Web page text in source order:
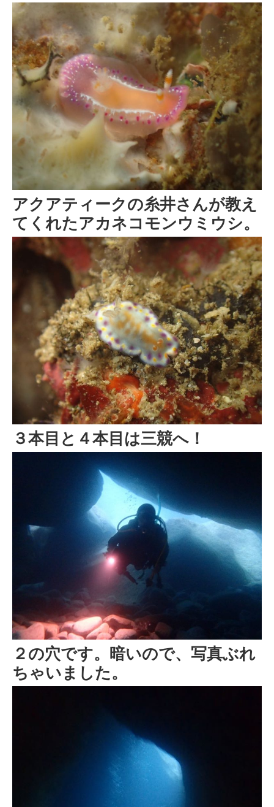
アクアティークの糸井さんが教え
てくれたアカネコモンウミウシ。
３本目と４本目は三競へ！
２の穴です。暗いので、写真ぶれ
ちゃいました。